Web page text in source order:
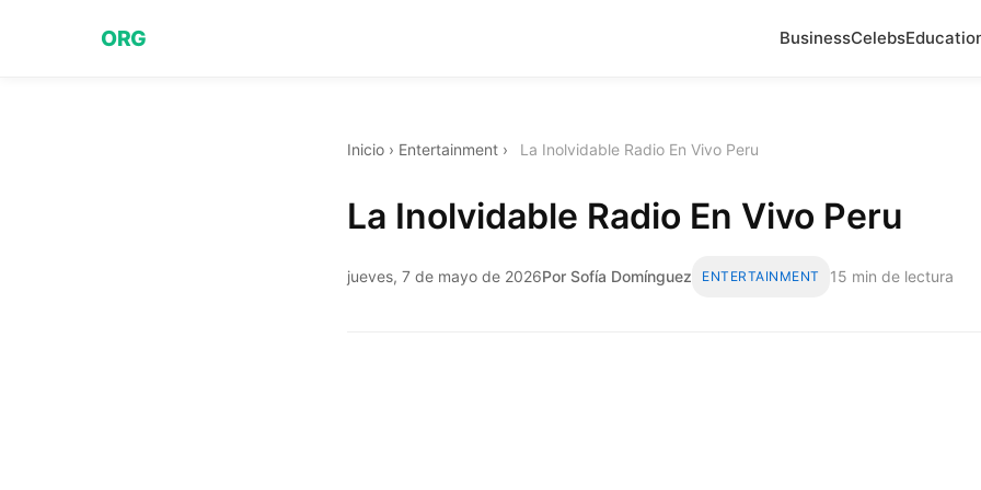
ORG BusinessCelebs
Inicio › Entertainment › La Inolvidable Radio En Vivo Peru
La Inolvidable Radio En Vivo Peru
jueves, 7 de mayo de 2026Por Sofía Domínguez ENTERTAINMENT 15 min de lectura